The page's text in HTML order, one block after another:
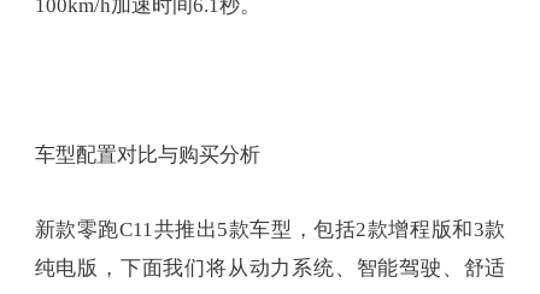
100km/h加速时间6.1秒。
车型配置对比与购买分析
新款零跑C11共推出5款车型，包括2款增程版和3款
纯电版，下面我们将从动力系统、智能驾驶、舒适